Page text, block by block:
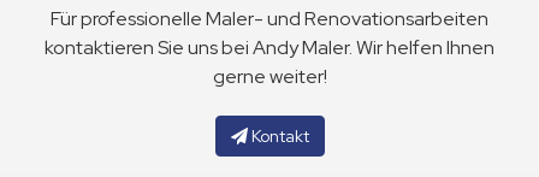
Für professionelle Maler- und Renovationsarbeiten
kontaktieren Sie uns bei Andy Maler. Wir helfen Ihnen
gerne weiter!
Kontakt